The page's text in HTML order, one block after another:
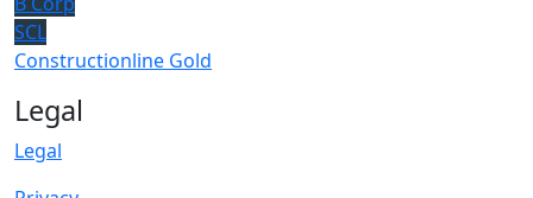
SCL
Constructionline Gold
Legal
Legal